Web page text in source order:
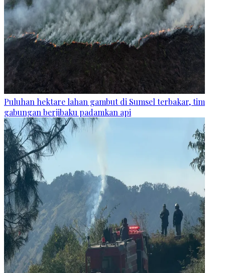
Puluhan hektare lahan gambut di Sumsel terbakar, tim
gabungan berjibaku padamkan api